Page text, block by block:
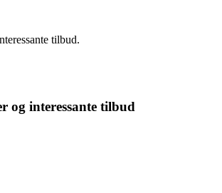
tilbud.
og interessante tilbud